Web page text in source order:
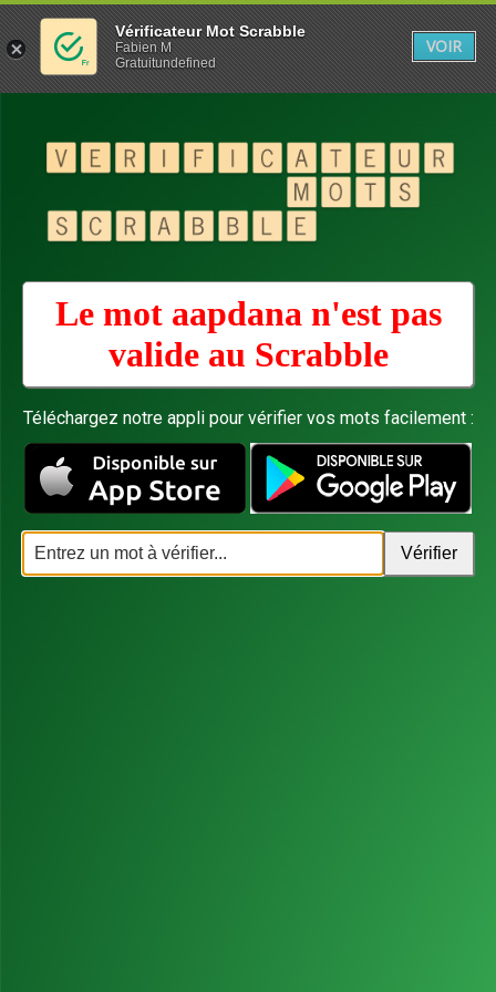
Le mot aapdana n'est pas
valide au Scrabble
Téléchargez notre appli pour vérifier vos mots facilement :
Vérificateur Mot Scrabble
Fabien M
Gratuitundefined
VOIR